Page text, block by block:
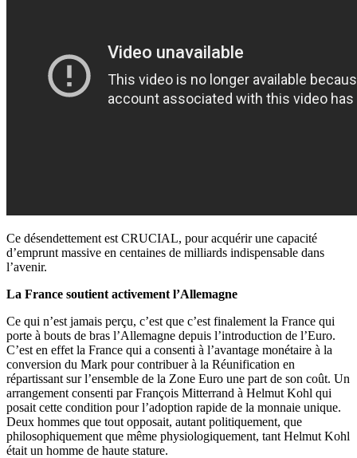
Ce désendettement est CRUCIAL, pour acquérir une capacité
d’emprunt massive en centaines de milliards indispensable dans
l’avenir.
La France soutient activement l’Allemagne
Ce qui n’est jamais perçu, c’est que c’est finalement la France qui
porte à bouts de bras l’Allemagne depuis l’introduction de l’Euro.
C’est en effet la France qui a consenti à l’avantage monétaire à la
conversion du Mark pour contribuer à la Réunification en
répartissant sur l’ensemble de la Zone Euro une part de son coût. Un
arrangement consenti par François Mitterrand à Helmut Kohl qui
posait cette condition pour l’adoption rapide de la monnaie unique.
Deux hommes que tout opposait, autant politiquement, que
philosophiquement que même physiologiquement, tant Helmut Kohl
était un homme de haute stature.